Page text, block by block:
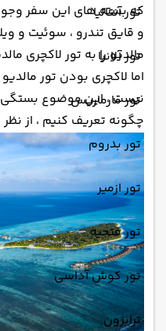
تور آنتالیا
تور آلانیا
تور مارماریس
تور بدروم
تور ازمیر
تور فتحیه
تور کوش آداسی
ترابزون
که بسته های این سفر وجود
و قایق تندرو ، سوئیت و
مالدیو را به تور لاکچری
اما لاکچری بودن تور
نیست ، این موضوع بستگی
چگونه تعریف کنیم ، از